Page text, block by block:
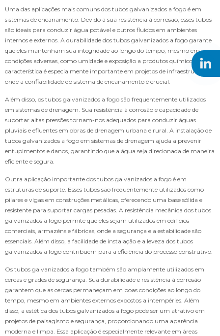
Uma das aplicações mais comuns dos tubos galvanizados a fogo é em
sistemas de encanamento. Devido à sua resistência à corrosão, esses tubos
são ideais para conduzir água potável e outros fluidos em ambientes
internos e externos. A durabilidade dos tubos galvanizados a fogo garante
que eles mantenham sua integridade ao longo do tempo, mesmo em
condições adversas, como umidade e exposição a produtos químicos. Essa
característica é especialmente importante em projetos de infraestrutura,
onde a confiabilidade do sistema de encanamento é crucial.
Além disso, os tubos galvanizados a fogo são frequentemente utilizados
em sistemas de drenagem. Sua resistência à corrosão e capacidade de
suportar altas pressões tornam-nos adequados para conduzir águas
pluviais e efluentes em obras de drenagem urbana e rural. A instalação de
tubos galvanizados a fogo em sistemas de drenagem ajuda a prevenir
entupimentos e danos, garantindo que a água seja direcionada de maneira
eficiente e segura.
Outra aplicação importante dos tubos galvanizados a fogo é em
estruturas de suporte. Esses tubos são frequentemente utilizados como
pilares e vigas em construções metálicas, oferecendo uma base sólida e
resistente para suportar cargas pesadas. A resistência mecânica dos tubos
galvanizados a fogo permite que eles sejam utilizados em edifícios
comerciais, armazéns e fábricas, onde a segurança e a estabilidade são
essenciais. Além disso, a facilidade de instalação e a leveza dos tubos
galvanizados a fogo contribuem para a eficiência do processo construtivo.
Os tubos galvanizados a fogo também são amplamente utilizados em
cercas e grades de segurança. Sua durabilidade e resistência à corrosão
garantem que as cercas permaneçam em boas condições ao longo do
tempo, mesmo em ambientes externos expostos a intempéries. Além
disso, a estética dos tubos galvanizados a fogo pode ser um atrativo em
projetos de paisagismo e segurança, proporcionando uma aparência
moderna e limpa. Essa aplicação é especialmente relevante em áreas